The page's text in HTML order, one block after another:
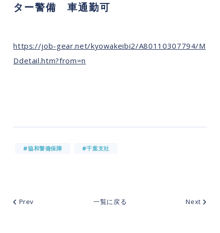
ター警備 車通勤可
https://job-gear.net/kyowakeibi2/A80110307794/M
Ddetail.htm?from=n
#協和警備保障 #千葉支社
Prev 一覧に戻る Next